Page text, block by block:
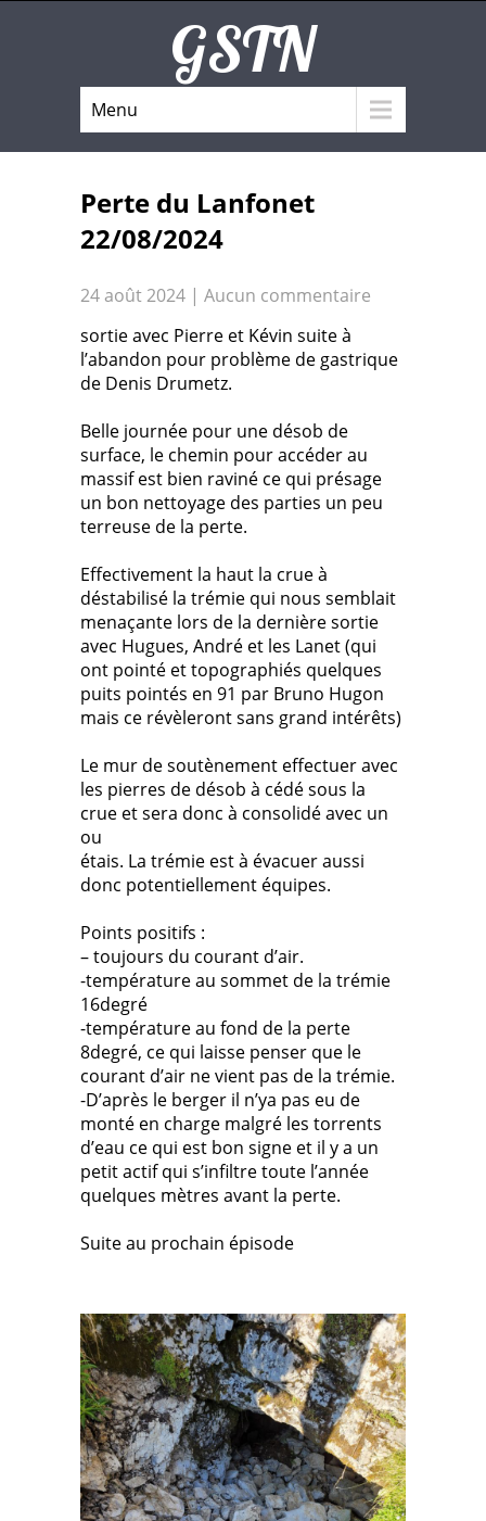
GSTN
Menu
Perte du Lanfonet
22/08/2024
24 août 2024 | Aucun commentaire
sortie avec Pierre et Kévin suite à
l’abandon pour problème de gastrique
de Denis Drumetz.
Belle journée pour une désob de
surface, le chemin pour accéder au
massif est bien raviné ce qui présage
un bon nettoyage des parties un peu
terreuse de la perte.
Effectivement la haut la crue à
déstabilisé la trémie qui nous semblait
menaçante lors de la dernière sortie
avec Hugues, André et les Lanet (qui
ont pointé et topographiés quelques
puits pointés en 91 par Bruno Hugon
mais ce révèleront sans grand intérêts)
Le mur de soutènement effectuer avec
les pierres de désob à cédé sous la
crue et sera donc à consolidé avec un
ou
étais. La trémie est à évacuer aussi
donc potentiellement équipes.
Points positifs :
– toujours du courant d’air.
-température au sommet de la trémie
16degré
-température au fond de la perte
8degré, ce qui laisse penser que le
courant d’air ne vient pas de la trémie.
-D’après le berger il n’ya pas eu de
monté en charge malgré les torrents
d’eau ce qui est bon signe et il y a un
petit actif qui s’infiltre toute l’année
quelques mètres avant la perte.
Suite au prochain épisode